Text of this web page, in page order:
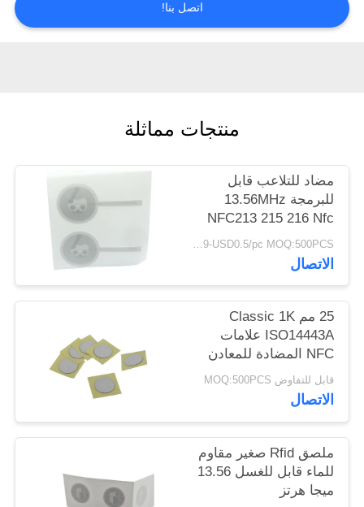
حالات
PRIVACY
POLICY
اتصل بنا!
منتجات مماثلة
مضاد للتلاعب قابل
للبرمجة 13.56MHz
NFC213 215 216 Nfc
Tags
USD0.019-USD0.5/pc MOQ:500PCS
الاتصال
25 مم Classic 1K
ISO14443A علامات
NFC المضادة للمعادن
قابل للتفاوض MOQ:500PCS
الاتصال
ملصق Rfid صغير مقاوم
للماء قابل للغسل 13.56
ميجا هرتز